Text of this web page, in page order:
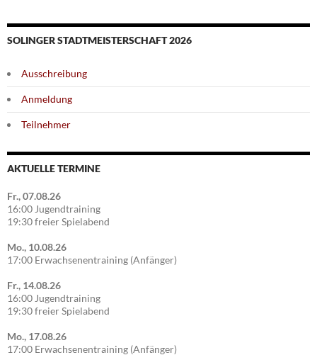
SOLINGER STADTMEISTERSCHAFT 2026
Ausschreibung
Anmeldung
Teilnehmer
AKTUELLE TERMINE
Fr., 07.08.26
16:00 Jugendtraining
19:30 freier Spielabend
Mo., 10.08.26
17:00 Erwachsenentraining (Anfänger)
Fr., 14.08.26
16:00 Jugendtraining
19:30 freier Spielabend
Mo., 17.08.26
17:00 Erwachsenentraining (Anfänger)